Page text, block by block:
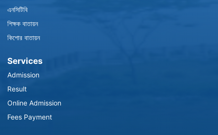
এনসিটিবি
শিক্ষক বাতায়ন
কিশোর বাতায়ন
Services
Admission
Result
Online Admission
Fees Payment